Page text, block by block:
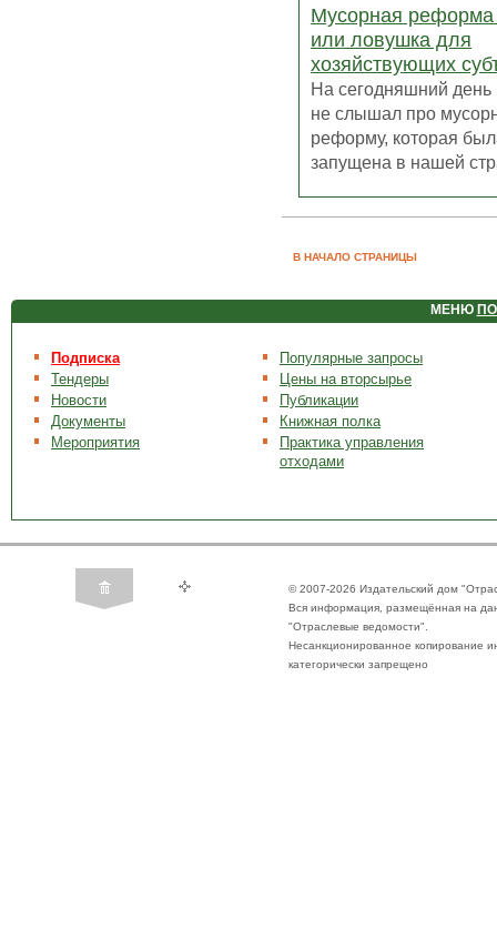
Мусорная
или ловушка для
хозяйствующих
На сегодняшний день
не слышал про
реформу, которая
запущена в нашей
В НАЧАЛО СТРАНИЦЫ
МЕНЮ
Подписка
Тендеры
Новости
Документы
Мероприятия
Популярные запросы
Цены на вторсырье
Публикации
Книжная полка
Практика управления
отходами
© 2007-2026 Издательский дом
Вся информация, размещённая на
"Отраслевые ведомости".
Несанкционированное копирование
категорически запрещено